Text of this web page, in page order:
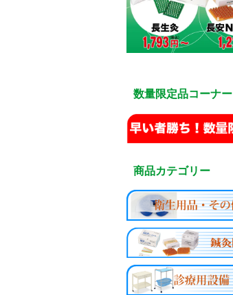
数量限定品コーナー
商品カテゴリー